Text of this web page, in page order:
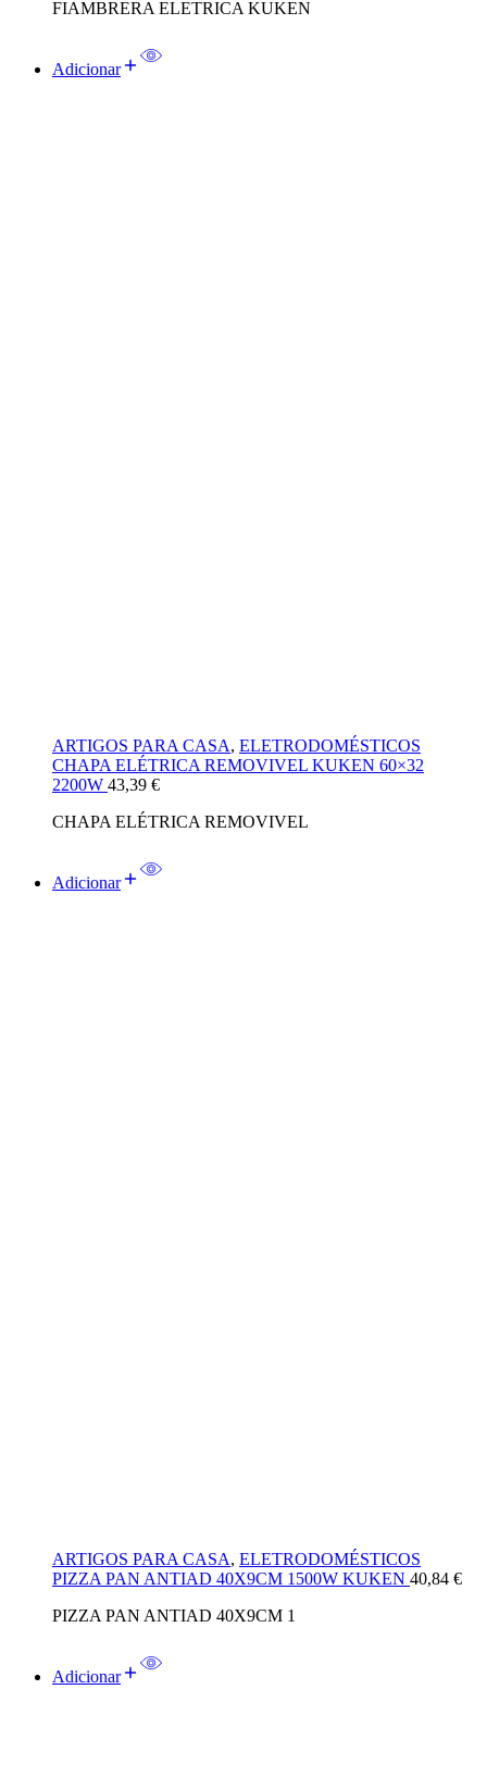
FIAMBRERA ELETRICA KUKEN
Adicionar
ARTIGOS PARA CASA, ELETRODOMÉSTICOS
CHAPA ELÉTRICA REMOVIVEL KUKEN 60×32
2200W 43,39 €
CHAPA ELÉTRICA REMOVIVEL
Adicionar
ARTIGOS PARA CASA, ELETRODOMÉSTICOS
PIZZA PAN ANTIAD 40X9CM 1500W KUKEN 40,84 €
PIZZA PAN ANTIAD 40X9CM 1
Adicionar